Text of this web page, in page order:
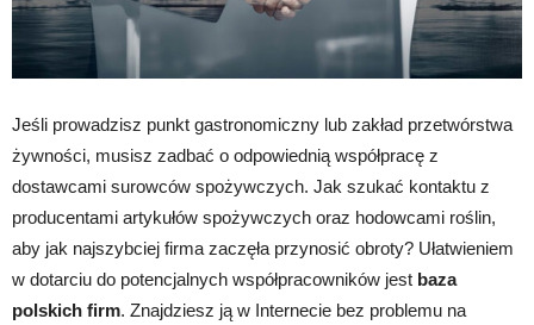
Jeśli prowadzisz punkt gastronomiczny lub zakład przetwórstwa
żywności, musisz zadbać o odpowiednią współpracę z
dostawcami surowców spożywczych. Jak szukać kontaktu z
producentami artykułów spożywczych oraz hodowcami roślin,
aby jak najszybciej firma zaczęła przynosić obroty? Ułatwieniem
w dotarciu do potencjalnych współpracowników jest baza
polskich firm. Znajdziesz ją w Internecie bez problemu na